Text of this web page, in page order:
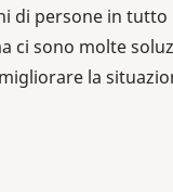
di persone in
ci sono molte
la